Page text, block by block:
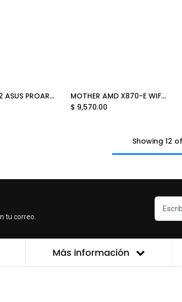
to Cart
MONITOR 32 ASUS PROART PA32UCG-K 5MS 120HZ UHD IPS ANTI-GLARE FREESYNC DP HDMI 90LM03H0-B083B0 12M DE GARANTIA
MOTHER AMD X870-E WIFI ASUS PROART AMD 4xDDR5 256GB ATX 90MB1IG0-M0AAY0 12M DE GARANTIA
$ 9,570.00
Showing 12
tu correo.
Más información